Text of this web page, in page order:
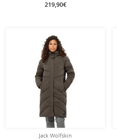
219,90€
Jack Wolfskin